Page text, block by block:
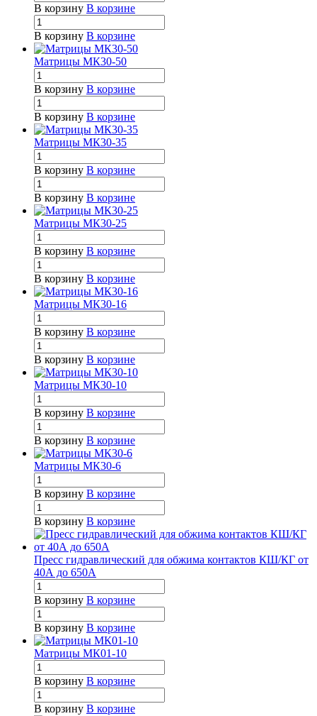
В корзину В корзине
В корзину В корзине
Матрицы МК30-50
В корзину В корзине
В корзину В корзине
Матрицы МК30-35
В корзину В корзине
В корзину В корзине
Матрицы МК30-25
В корзину В корзине
В корзину В корзине
Матрицы МК30-16
В корзину В корзине
В корзину В корзине
Матрицы МК30-10
В корзину В корзине
В корзину В корзине
Матрицы МК30-6
В корзину В корзине
В корзину В корзине
Пресс гидравлический для обжима контактов КШ/КГ от
40А до 650А
В корзину В корзине
В корзину В корзине
Матрицы МК01-10
В корзину В корзине
В корзину В корзине